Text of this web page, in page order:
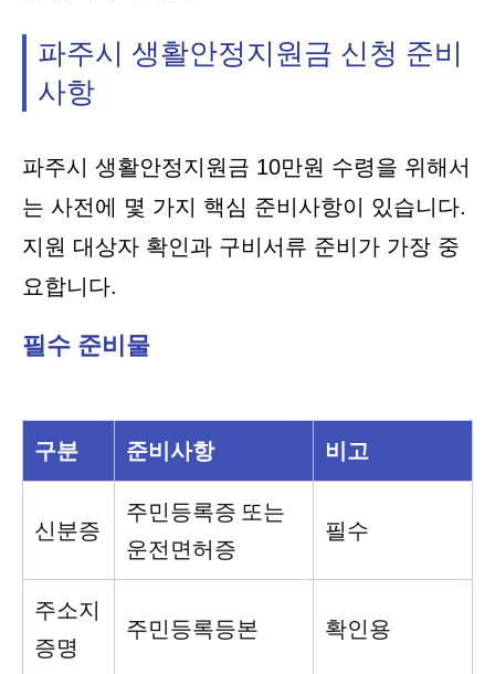
파주시 생활안정지원금 신청 준비
사항
파주시 생활안정지원금 10만원 수령을 위해서
는 사전에 몇 가지 핵심 준비사항이 있습니다.
지원 대상자 확인과 구비서류 준비가 가장 중
요합니다.
필수 준비물
구분 준비사항 비고
신분증
주민등록증 또는
운전면허증
필수
주소지
증명
주민등록등본 확인용